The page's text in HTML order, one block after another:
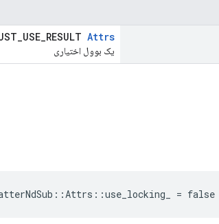
Attrs
یک بوول اختیاری
= false